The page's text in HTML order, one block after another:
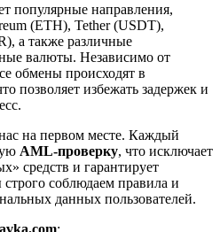
популярные направления,
(ETH), Tether (USDT),
а также различные
валюты. Независимо от
обмены происходят в
позволяет избежать задержек и
на первом месте. Каждый
AML-проверку, что исключает
средств и гарантирует
соблюдаем правила и
данных пользователей.
: